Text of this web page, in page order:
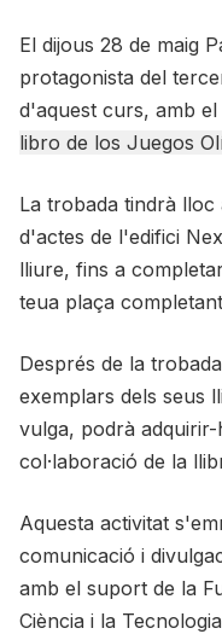
El dijous 28 de maig
protagonista del
d'aquest curs, amb
libro de los Juegos
La trobada tindrà lloc
d'actes de l'edifici
lliure, fins a
teua plaça
Després de la
exemplars dels seus
vulga, podrà
col·laboració de la
Aquesta activitat
comunicació i
amb el suport de la
Ciència i la